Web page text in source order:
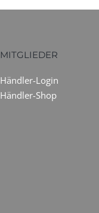
MITGLIEDER
Händler-Login
Händler-Shop